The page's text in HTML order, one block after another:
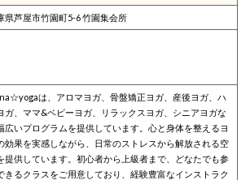
県芦屋市竹園町5-6 竹園集会所
は、アロマヨガ、骨盤矯正ヨガ、産後ヨガ、ハ
ガ、ママ&ベビーヨガ、リラックスヨガ、シニアヨガな
広いプログラムを提供しています。心と身体を整えるヨ
効果を実感しながら、日常のストレスから解放される空
提供しています。初心者から上級者まで、どなたでも参
きるクラスをご用意しており、経験豊富なインストラク